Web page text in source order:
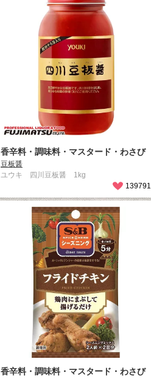
香辛料・調味料・マスタード・わさび
豆板醤
ユウキ 四川豆板醤 1kg
139791
香辛料・調味料・マスタード・わさび